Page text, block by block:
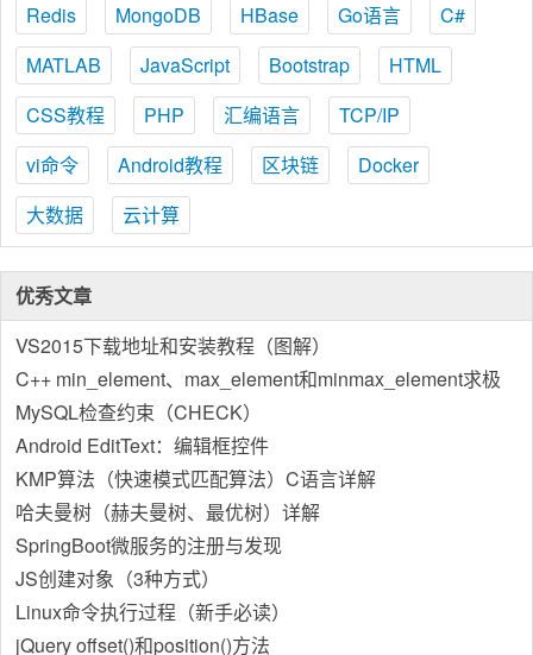
Redis
MongoDB HBase Go语言
C#
MATLAB
JavaScript Bootstrap
HTML
CSS教程
PHP 汇编语言
TCP/IP
vi命令
Android教程 区块链
Docker
大数据
云计算
优秀文章
VS2015下载地址和安装教程（图解）
C++ min_element、max_element和minmax_element求极
值算法详解
MySQL检查约束（CHECK）
Android EditText：编辑框控件
KMP算法（快速模式匹配算法）C语言详解
哈夫曼树（赫夫曼树、最优树）详解
SpringBoot微服务的注册与发现
JS创建对象（3种方式）
Linux命令执行过程（新手必读）
jQuery offset()和position()方法